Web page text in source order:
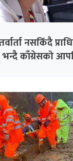
नसकिँदै
काँग्रेसको